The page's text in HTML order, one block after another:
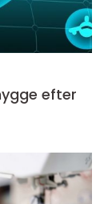
efter